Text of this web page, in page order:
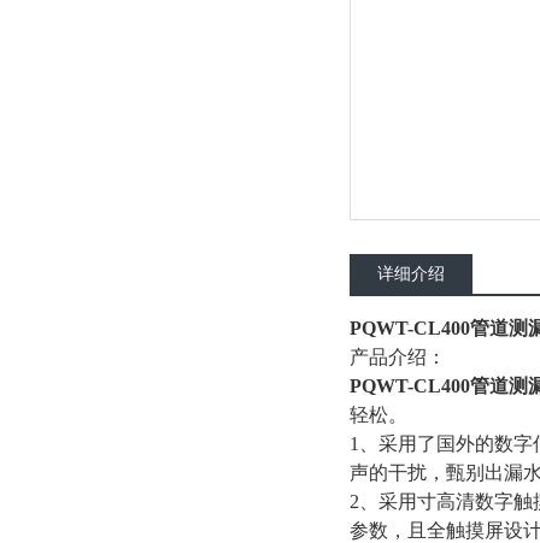
详细介绍
PQWT-CL400管道测
产品介绍：
PQWT-CL400管道测
轻松。
1、采用了国外的数
声的干扰，甄别出漏
2、采用寸高清数字
参数，且全触摸屏设